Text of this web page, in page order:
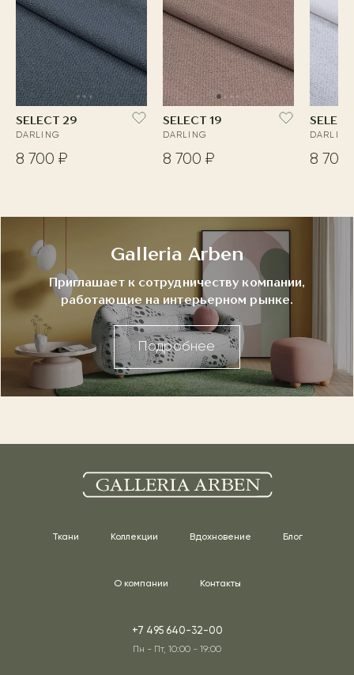
SELECT 29
DARLING
8 700 ₽
SELECT 19
DARLING
8 700 ₽
DARLING
8 700
Galleria Arben
Приглашает к сотрудничеству компании,
работающие на интерьерном рынке.
Подробнее
Ткани Коллекции Вдохновение Блог
О компании Контакты
+7 495 640-32-00
Пн - Пт, 10:00 - 19:00